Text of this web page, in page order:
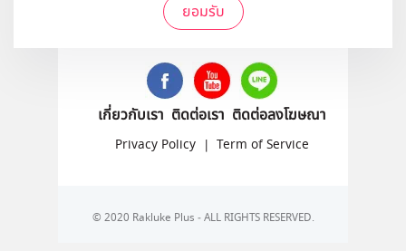
ยอมรับ
ติดตามเราได้ที่
เกี่ยวกับเรา ติดต่อเรา ติดต่อลงโฆษณา
Privacy Policy | Term of Service
© 2020 Rakluke Plus - ALL RIGHTS RESERVED.